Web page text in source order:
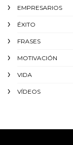
EMPRESARIOS
ÉXITO‬
FRASES
MOTIVACIÓN
VIDA
VÍDEOS